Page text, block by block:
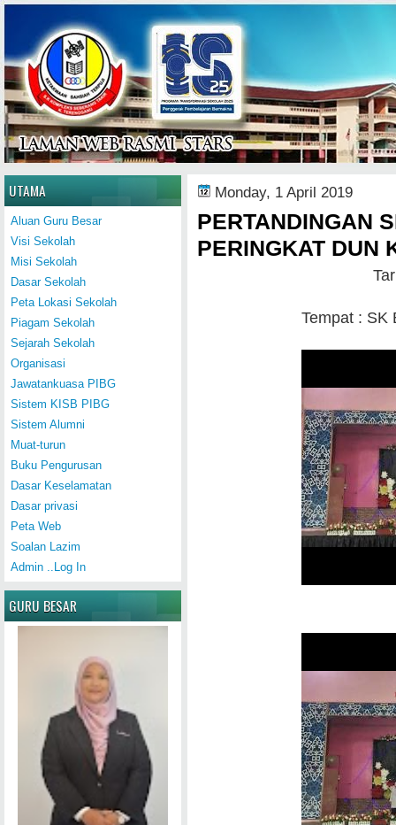
Home
Monday, 1 April 2019
PERTANDINGAN
PERINGKAT DUN
Tempat : SK
UTAMA
Aluan Guru Besar
Visi Sekolah
Misi Sekolah
Dasar Sekolah
Peta Lokasi Sekolah
Piagam Sekolah
Sejarah Sekolah
Organisasi
Jawatankuasa PIBG
Sistem KISB PIBG
Sistem Alumni
Muat-turun
Buku Pengurusan
Dasar Keselamatan
Dasar privasi
Peta Web
Soalan Lazim
Admin ..Log In
GURU BESAR